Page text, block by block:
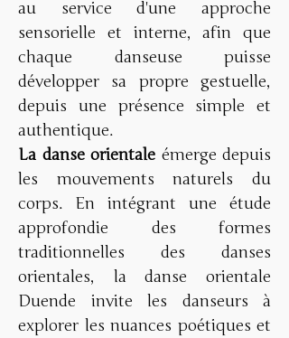
au service d'une approche
sensorielle et interne, afin que
chaque danseuse puisse
développer sa propre gestuelle,
depuis une présence simple et
authentique.
La danse orientale émerge depuis
les mouvements naturels du
corps. En intégrant une étude
approfondie des formes
traditionnelles des danses
orientales, la danse orientale
Duende invite les danseurs à
explorer les nuances poétiques et